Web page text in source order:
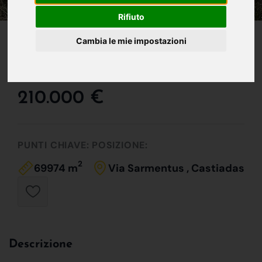
Rifiuto
Cambia le mie impostazioni
IN VENDITA
Terreno Agricolo
210.000 €
PUNTI CHIAVE:
69974 m2
POSIZIONE:
Via Sarmentus , Castiadas
Descrizione